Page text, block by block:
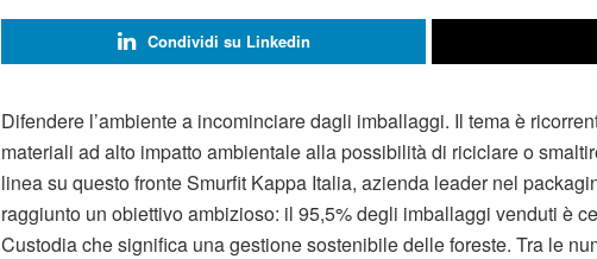
Condividi su Linkedin
Difendere l’ambiente a incominciare dagli imballaggi. Il tema è
materiali ad alto impatto ambientale alla possibilità di riciclare o
linea su questo fronte Smurfit Kappa Italia, azienda leader nel
raggiunto un obiettivo ambizioso: il 95,5% degli imballaggi venduti è
Custodia che significa una gestione sostenibile delle foreste. Tra le